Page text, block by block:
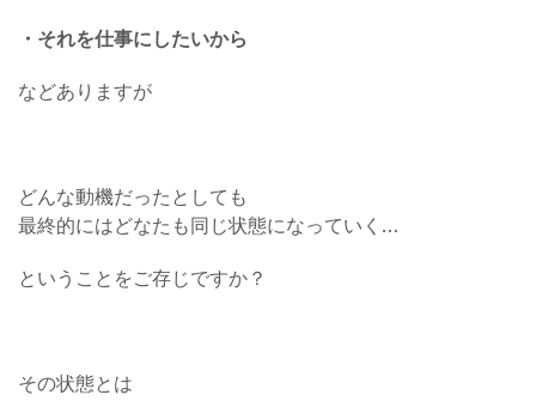
・それを仕事にしたいから
などありますが
どんな動機だったとしても
最終的にはどなたも同じ状態になっていく…
ということをご存じですか？
その状態とは